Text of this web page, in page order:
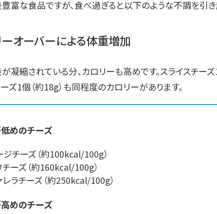
富な食品ですが、食べ過ぎると以下のような不調を引き
ーオーバーによる体重増加
凝縮されている分、カロリーも高めです。スライスチーズ
ズ1個（約18g）も同程度のカロリーがあります。
めのチーズ
ジチーズ（約100kcal/100g）
チーズ（約160kcal/100g）
レラチーズ（約250kcal/100g）
めのチーズ